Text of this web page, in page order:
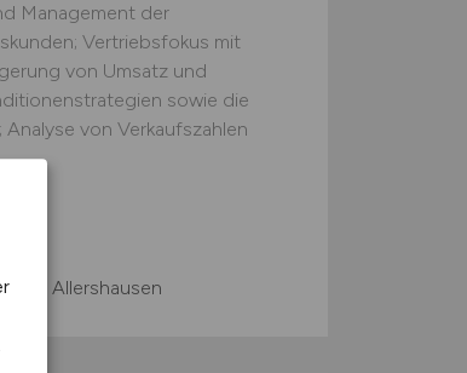
Management der
Vertriebsfokus mit
von Umsatz und
sowie die
von Verkaufszahlen
Allershausen